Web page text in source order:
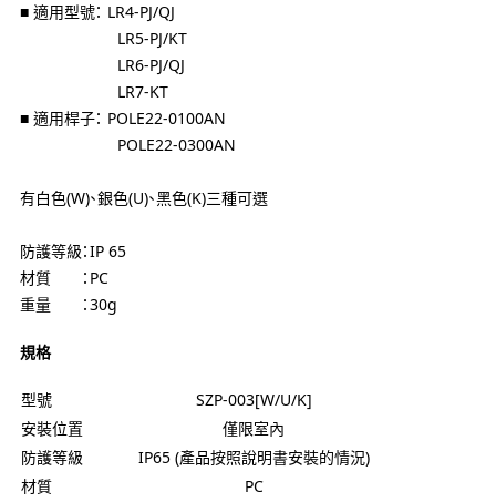
■ 適用型號： LR4-PJ/QJ
LR5-PJ/KT
LR6-PJ/QJ
LR7-KT
■ 適用桿子： POLE22-0100AN
POLE22-0300AN
有白色(W)、銀色(U)、黑色(K)三種可選
防護等級：IP 65
材質 ：PC
重量 ：30g
規格
型號
SZP-003[W/U/K]
安裝位置
僅限室內
防護等級
IP65 (產品按照說明書安裝的情況)
材質
PC